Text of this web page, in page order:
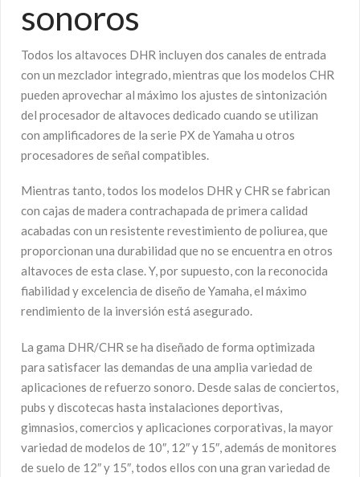
sonoros
Todos los altavoces DHR incluyen dos canales de entrada
con un mezclador integrado, mientras que los modelos CHR
pueden aprovechar al máximo los ajustes de sintonización
del procesador de altavoces dedicado cuando se utilizan
con amplificadores de la serie PX de Yamaha u otros
procesadores de señal compatibles.
Mientras tanto, todos los modelos DHR y CHR se fabrican
con cajas de madera contrachapada de primera calidad
acabadas con un resistente revestimiento de poliurea, que
proporcionan una durabilidad que no se encuentra en otros
altavoces de esta clase. Y, por supuesto, con la reconocida
fiabilidad y excelencia de diseño de Yamaha, el máximo
rendimiento de la inversión está asegurado.
La gama DHR/CHR se ha diseñado de forma optimizada
para satisfacer las demandas de una amplia variedad de
aplicaciones de refuerzo sonoro. Desde salas de conciertos,
pubs y discotecas hasta instalaciones deportivas,
gimnasios, comercios y aplicaciones corporativas, la mayor
variedad de modelos de 10″, 12″ y 15″, además de monitores
de suelo de 12″ y 15″, todos ellos con una gran variedad de